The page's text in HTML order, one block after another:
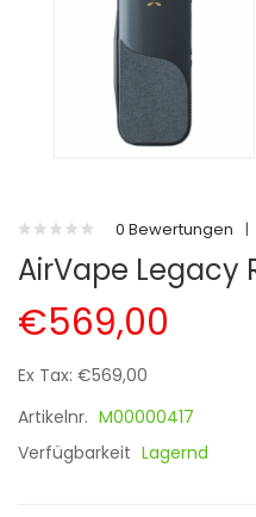
0 Bewertungen |
AirVape Legacy
€569,00
Ex Tax: €569,00
Artikelnr. M00000417
Verfügbarkeit Lagernd